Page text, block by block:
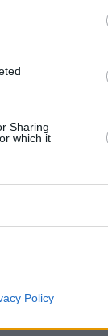
Sharing
which it
Policy
με όλα
Pardalis
ως ο
θάνατο του
της
τώρα την
οι